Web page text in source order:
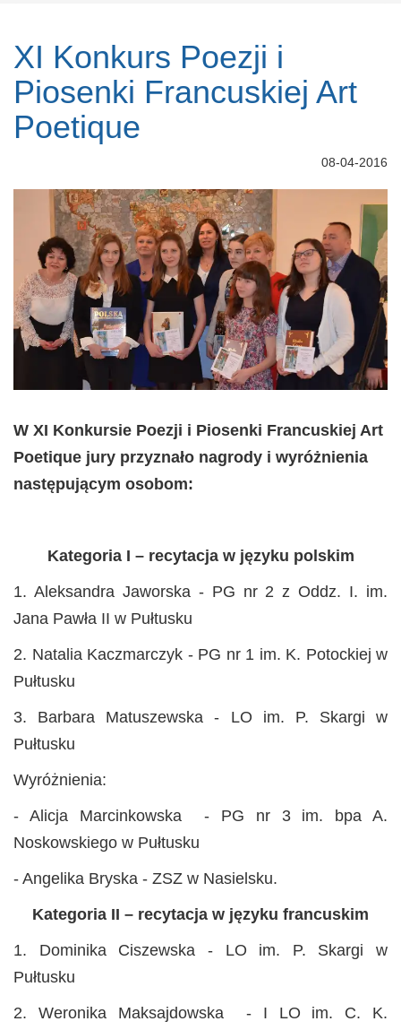
XI Konkurs Poezji i
Piosenki Francuskiej Art
Poetique
08-04-2016
W XI Konkursie Poezji i Piosenki Francuskiej Art
Poetique jury przyznało nagrody i wyróżnienia
następującym osobom:
Kategoria I – recytacja w języku polskim
1. Aleksandra Jaworska - PG nr 2 z Oddz. I. im.
Jana Pawła II w Pułtusku
2. Natalia Kaczmarczyk - PG nr 1 im. K. Potockiej w
Pułtusku
3. Barbara Matuszewska - LO im. P. Skargi w
Pułtusku
Wyróżnienia:
- Alicja Marcinkowska - PG nr 3 im. bpa A.
Noskowskiego w Pułtusku
- Angelika Bryska - ZSZ w Nasielsku.
Kategoria II – recytacja w języku francuskim
1. Dominika Ciszewska - LO im. P. Skargi w
Pułtusku
2. Weronika Maksajdowska - I LO im. C. K.